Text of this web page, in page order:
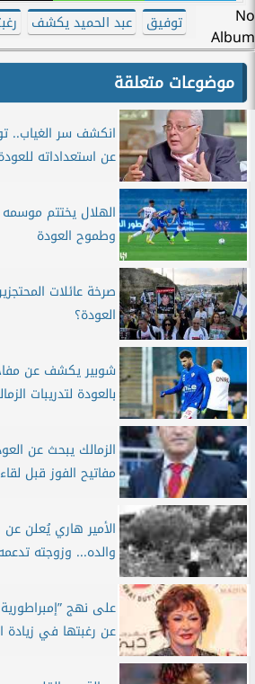
توفيق عبد الحميد يكشف No
Album
موضوعات متعلقة
انكشف سر الغياب..
عن استعداداته
الهلال يختتم موسمه
وطموح العودة
صرخة عائلات
العودة؟
شوبير يكشف عن
بالعودة لتدريبات
الزمالك يبحث عن
مفاتيح الفوز قبل
الأمير هاري يُعلن
والده... وزوجته
على نهج ”إمبراطورية
عن رغبتها في زيادة